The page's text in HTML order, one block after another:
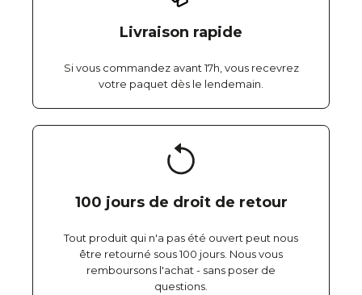
Livraison rapide
Si vous commandez avant 17h, vous recevrez
votre paquet dès le lendemain.
100 jours de droit de retour
Tout produit qui n'a pas été ouvert peut nous
être retourné sous 100 jours. Nous vous
remboursons l'achat - sans poser de
questions.